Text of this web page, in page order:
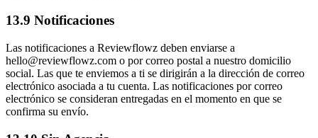
13.9 Notificaciones
Las notificaciones a Reviewflowz deben enviarse a
hello@reviewflowz.com o por correo postal a nuestro domicilio
social. Las que te enviemos a ti se dirigirán a la dirección de correo
electrónico asociada a tu cuenta. Las notificaciones por correo
electrónico se consideran entregadas en el momento en que se
confirma su envío.